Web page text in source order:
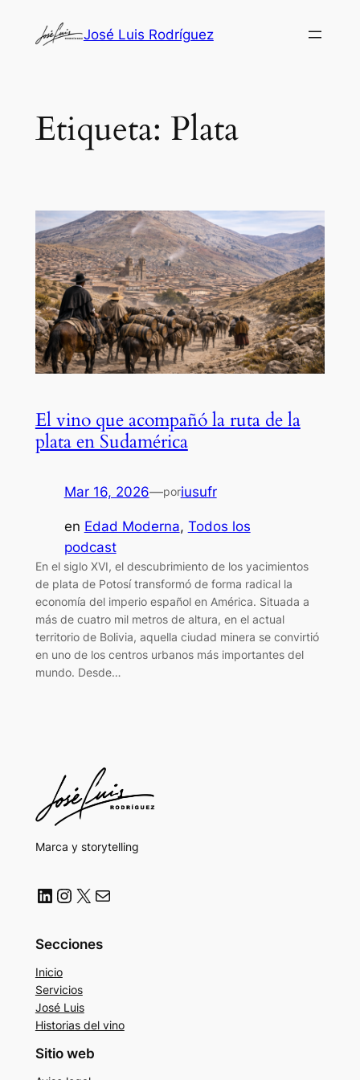
José Luis Rodríguez
Etiqueta: Plata
El vino que acompañó la ruta de la
plata en Sudamérica
Mar 16, 2026—poriusufr
en Edad Moderna, Todos los
podcast
En el siglo XVI, el descubrimiento de los yacimientos
de plata de Potosí transformó de forma radical la
economía del imperio español en América. Situada a
más de cuatro mil metros de altura, en el actual
territorio de Bolivia, aquella ciudad minera se convirtió
en uno de los centros urbanos más importantes del
mundo. Desde…
Marca y storytelling
LinkedIn Instagram X Correo electrónico
Secciones
Inicio
Servicios
José Luis
Historias del vino
Sitio web